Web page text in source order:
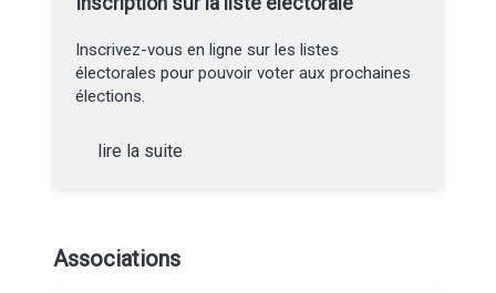
Inscrivez-vous en ligne sur les listes
électorales pour pouvoir voter aux prochaines
élections.
lire la suite
Associations